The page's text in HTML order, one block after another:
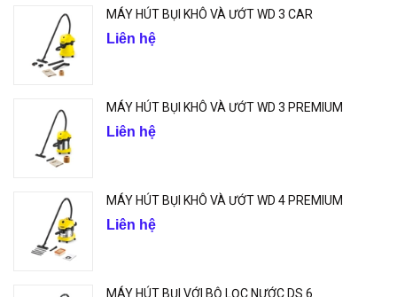
MÁY HÚT BỤI KHÔ VÀ ƯỚT WD 3 CAR
Liên hệ
MÁY HÚT BỤI KHÔ VÀ ƯỚT WD 3 PREMIUM
Liên hệ
MÁY HÚT BỤI KHÔ VÀ ƯỚT WD 4 PREMIUM
Liên hệ
MÁY HÚT BỤI VỚI BỘ LỌC NƯỚC DS 6